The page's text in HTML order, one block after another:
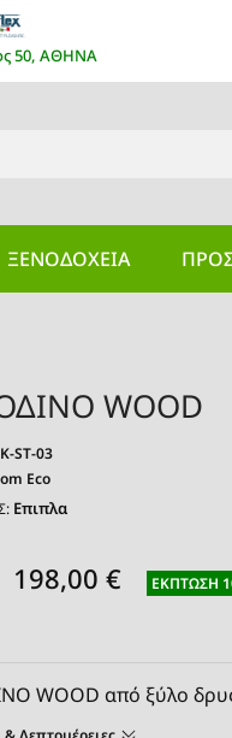
50, ΑΘΗΝΑ
ΞΕΝΟΔΟΧΕΊΑ
WOOD
ST-03
Eco
Επιπλα
198,00 € ΈΚΠΤΩΣΗ
WOOD από ξύλο